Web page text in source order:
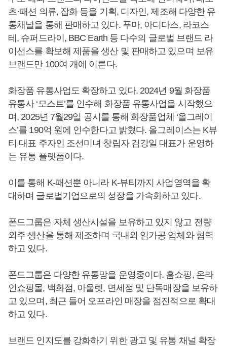
츠·패션 의류, 잡화 등을 기획, 디자인, 제조해 다양한 유
통채널을 통해 판매하고 있다. 푸마, 아디다스, 라코스
테, 슈퍼드라이, BBC Earth 등 다수의 글로벌 브랜드 라
이선스를 확보해 제품을 생산 및 판매하고 있으며 보유
브랜드만 100여 개에 이른다.
화장품 유통사업도 확장하고 있다. 2024년 9월 화장품
유통사 ‘모스트’를 인수해 화장품 유통사업을 시작했으
며, 2025년 7월29일 공시를 통해 화장품업체 ‘올그레이
스’를 190억 원에 인수한다고 밝혔다. 올그레이스는 K뷰
티 대표 주자인 조선미녀 창립자 김강일 대표가 운영하
는 유통 플랫폼이다.
이를 통해 K-패션뿐 아니라 K-뷰티까지 사업영역을 확
대하며 글로벌기업으로의 성장을 가속화하고 있다.
폰드그룹은 자체 생산시설을 보유하고 있지 않고 전량
외주 생산을 통해 제조하며 국내외 임가공 업체와 협력
하고 있다.
폰드그룹은 다양한 유통망을 운영중이다. 홈쇼핑, 온라
인쇼핑몰, 백화점, 아울렛, 면세점 및 단독매장을 보유하
고 있으며, 최근 들어 오프라인 매장을 점진적으로 확대
하고 있다.
브랜드 인지도를 강화하기 위한 광고 및 유통 채널 확장